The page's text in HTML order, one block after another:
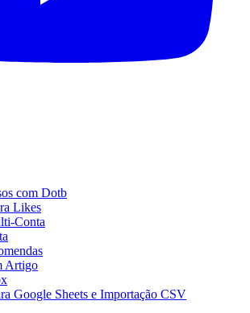
com Dotb
Likes
Conta
Artigo
Google Sheets e Importação CSV